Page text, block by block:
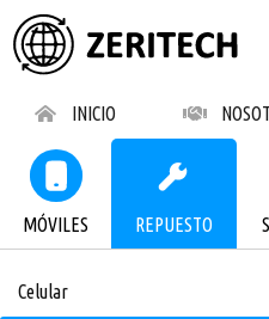
INICIO
MÓVILES REPUESTO
Celular